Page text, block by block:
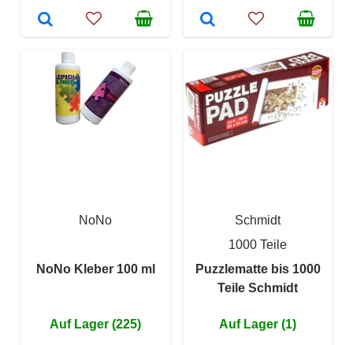
NoNo
NoNo Kleber 100 ml
Auf Lager (225)
Schmidt
1000 Teile
Puzzlematte bis 1000
Teile Schmidt
Auf Lager (1)